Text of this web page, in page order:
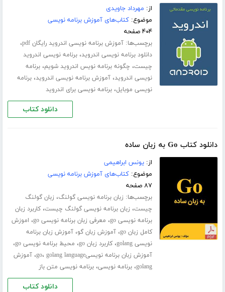
از: مهرداد جاویدی
موضوع:کتاب‌های آموزش برنامه نویسی
۴۰۴ صفحه
برچسب‌ها:آموزش برنامه نویسی اندروید رایگان pdf ،
دانلود برنامه نویسی اندروید،برنامه نویسی اندروید
چیست، چگونه برنامه نویس اندروید شویم،برنامه
نویسی اندروید،آموزش برنامه نویسی اندروید،برنامه
نویسی موبایل،برنامه نویسی برای اندروید
دانلود کتاب
دانلود کتاب Go به زبان ساده
از:یونس ابراهیمی
موضوع:کتاب‌های آموزش برنامه نویسی
۸۷ صفحه
برچسب‌ها: زبان برنامه نویسی گولنگ، زبان گولنگ
چیست، زبان برنامه نویسی گولنگ چیست،کاربرد زبان
برنامه نویسی go
، معرفی زبان برنامه نویسی go ، اموزش
کامل زبان go
،آموزش زبان گو،آموزش زبان برنامه
نویسی golang
،کاربرد زبان go ، محیط برنامه نویسی go ،
آموزش زبان برنامه نویسیgo ، golang language ،آموزش
golang،برنامه نویسی،برنامه نویسی متن باز
دانلود کتاب